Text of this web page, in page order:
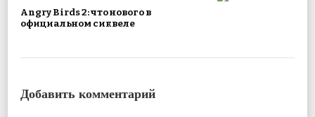
Angry Birds 2: что нового в
официальном сиквеле
Добавить комментарий